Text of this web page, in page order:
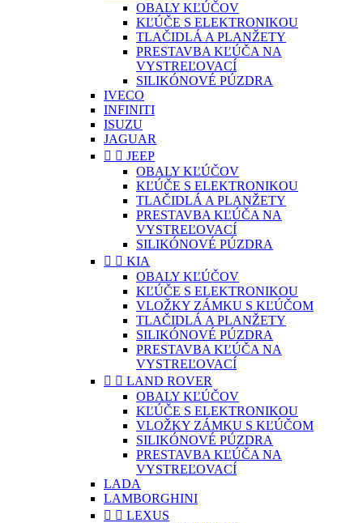
OBALY KĽÚČOV
KĽÚČE S ELEKTRONIKOU
TLAČIDLÁ A PLANŽETY
PRESTAVBA KĽÚČA NA
VYSTREĽOVACÍ
SILIKÓNOVÉ PÚZDRA
IVECO
INFINITI
ISUZU
JAGUAR
  JEEP
OBALY KĽÚČOV
KĽÚČE S ELEKTRONIKOU
TLAČIDLÁ A PLANŽETY
PRESTAVBA KĽÚČA NA
VYSTREĽOVACÍ
SILIKÓNOVÉ PÚZDRA
  KIA
OBALY KĽÚČOV
KĽÚČE S ELEKTRONIKOU
VLOŽKY ZÁMKU S KĽÚČOM
TLAČIDLÁ A PLANŽETY
SILIKÓNOVÉ PÚZDRA
PRESTAVBA KĽÚČA NA
VYSTREĽOVACÍ
  LAND ROVER
OBALY KĽÚČOV
KĽÚČE S ELEKTRONIKOU
VLOŽKY ZÁMKU S KĽÚČOM
SILIKÓNOVÉ PÚZDRA
PRESTAVBA KĽÚČA NA
VYSTREĽOVACÍ
LADA
LAMBORGHINI
  LEXUS